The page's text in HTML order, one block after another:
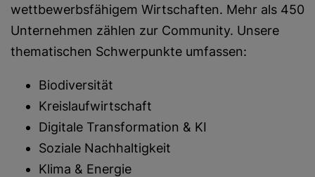
wettbewerbsfähigem Wirtschaften. Mehr als 450
Unternehmen zählen zur Community. Unsere
thematischen Schwerpunkte umfassen:
Biodiversität
Kreislaufwirtschaft
Digitale Transformation & KI
Soziale Nachhaltigkeit
Klima & Energie